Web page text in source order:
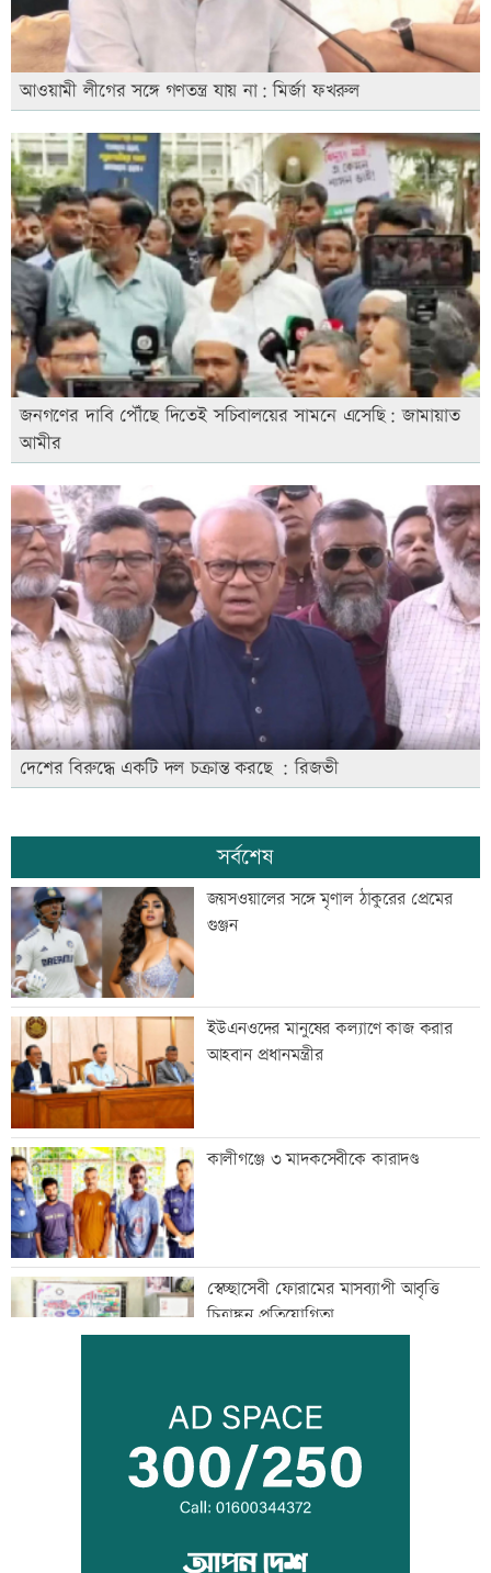
আওয়ামী লীগের সঙ্গে গণতন্ত্র যায় না: মির্জা ফখরুল
জনগণের দাবি পৌঁছে দিতেই সচিবালয়ের সামনে এসেছি: জামায়াত
আমীর
দেশের বিরুদ্ধে একটি দল চক্রান্ত করছে : রিজভী
সর্বশেষ
জয়সওয়ালের সঙ্গে মৃণাল ঠাকুরের প্রেমের
গুঞ্জন
ইউএনওদের মানুষের কল্যাণে কাজ করার
আহবান প্রধানমন্ত্রীর
কালীগঞ্জে ৩ মাদকসেবীকে কারাদণ্ড
স্বেচ্ছাসেবী ফোরামের মাসব্যাপী আবৃত্তি
চিত্রাঙ্কন প্রতিযোগিতা
শাক ধুতে গিয়ে গৃহবধূর মৃত্যু
হাসিনার নির্দেশে সালাহউদ্দিন আহমদকে গুম